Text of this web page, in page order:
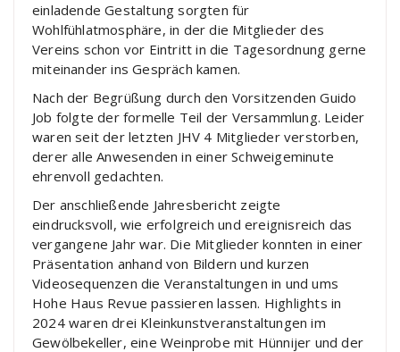
einladende Gestaltung sorgten für
Wohlfühlatmosphäre, in der die Mitglieder des
Vereins schon vor Eintritt in die Tagesordnung gerne
miteinander ins Gespräch kamen.
Nach der Begrüßung durch den Vorsitzenden Guido
Job folgte der formelle Teil der Versammlung. Leider
waren seit der letzten JHV 4 Mitglieder verstorben,
derer alle Anwesenden in einer Schweigeminute
ehrenvoll gedachten.
Der anschließende Jahresbericht zeigte
eindrucksvoll, wie erfolgreich und ereignisreich das
vergangene Jahr war. Die Mitglieder konnten in einer
Präsentation anhand von Bildern und kurzen
Videosequenzen die Veranstaltungen in und ums
Hohe Haus Revue passieren lassen. Highlights in
2024 waren drei Kleinkunstveranstaltungen im
Gewölbekeller, eine Weinprobe mit Hünnijer und der